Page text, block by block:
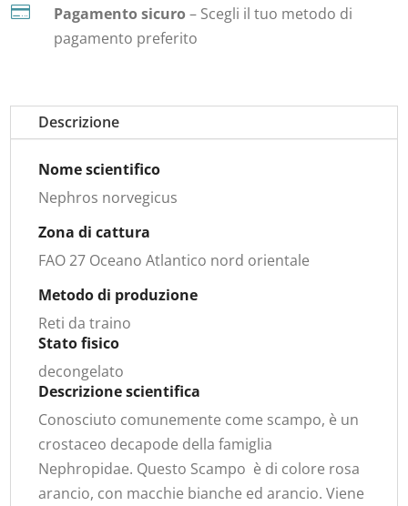
 Pagamento sicuro – Scegli il tuo metodo di
pagamento preferito
Descrizione
Nome scientifico
Nephros norvegicus
Zona di cattura
FAO 27 Oceano Atlantico nord orientale
Metodo di produzione
Reti da traino
Stato fisico
decongelato
Descrizione scientifica
Conosciuto comunemente come scampo, è un
crostaceo decapode della famiglia
Nephropidae. Questo Scampo è di colore rosa
arancio, con macchie bianche ed arancio. Viene